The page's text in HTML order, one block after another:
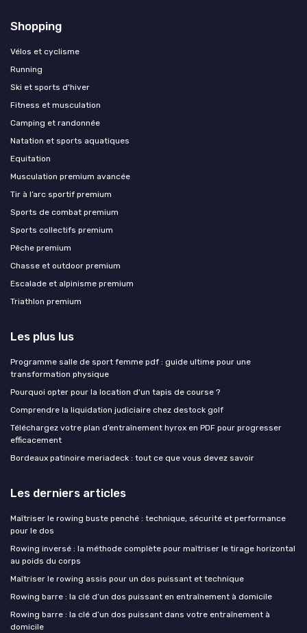
Shopping
Vélos et cyclisme
Running
Ski et sports d'hiver
Fitness et musculation
Camping et randonnée
Natation et sports aquatiques
Equitation
Musculation premium avancée
Tir à l’arc sportif premium
Sports de combat premium
Sports collectifs premium
Pêche premium
Chasse et outdoor premium
Escalade et alpinisme premium
Triathlon premium
Les plus lus
Programme salle de sport femme pdf : guide ultime pour une
transformation physique
Pourquoi opter pour la location d'un tapis de course ?
Comprendre la liquidation judiciaire chez destock golf
Téléchargez votre plan d’entraînement hyrox en PDF pour progresser
efficacement
Bordeaux patinoire meriadeck : tout ce que vous devez savoir
Les derniers articles
Maîtriser le rowing buste penché : technique, sécurité et performance
pour le dos
Rowing inversé : la méthode complète pour maîtriser le tirage horizontal
au poids du corps
Maîtriser le rowing assis pour un dos puissant et technique
Rowing barre : la clé d’un dos puissant en entraînement à domicile
Rowing barre : la clé d’un dos puissant dans votre entraînement à
domicile